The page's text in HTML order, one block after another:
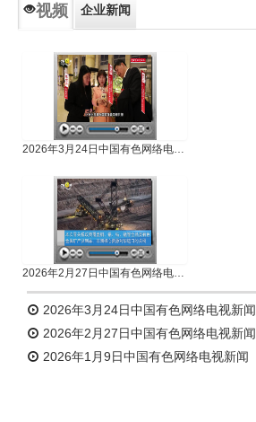
视频 企业新闻
2026年3月24日中国有色网络电视新闻
2026年2月27日中国有色网络电视新闻
2026年3月24日中国有色网络电视新闻
2026年2月27日中国有色网络电视新闻
2026年1月9日中国有色网络电视新闻